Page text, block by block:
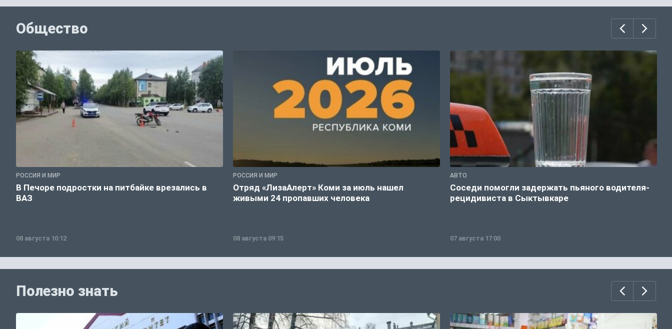
Общество
РОССИЯ И МИР
В Печоре подростки на питбайке врезались в
ВАЗ
08 августа 10:12
РОССИЯ И МИР
Отряд «ЛизаАлерт» Коми за июль нашел
живыми 24 пропавших человека
08 августа 09:15
АВТО
Соседи помогли задержать пьяного водителя-
рецидивиста в Сыктывкаре
07 августа 17:00
Полезно знать